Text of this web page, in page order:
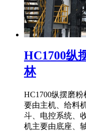
HC1700纵
林
HC1700纵摆磨
要由主机、给料
斗、电控系统、
机主要由底座、